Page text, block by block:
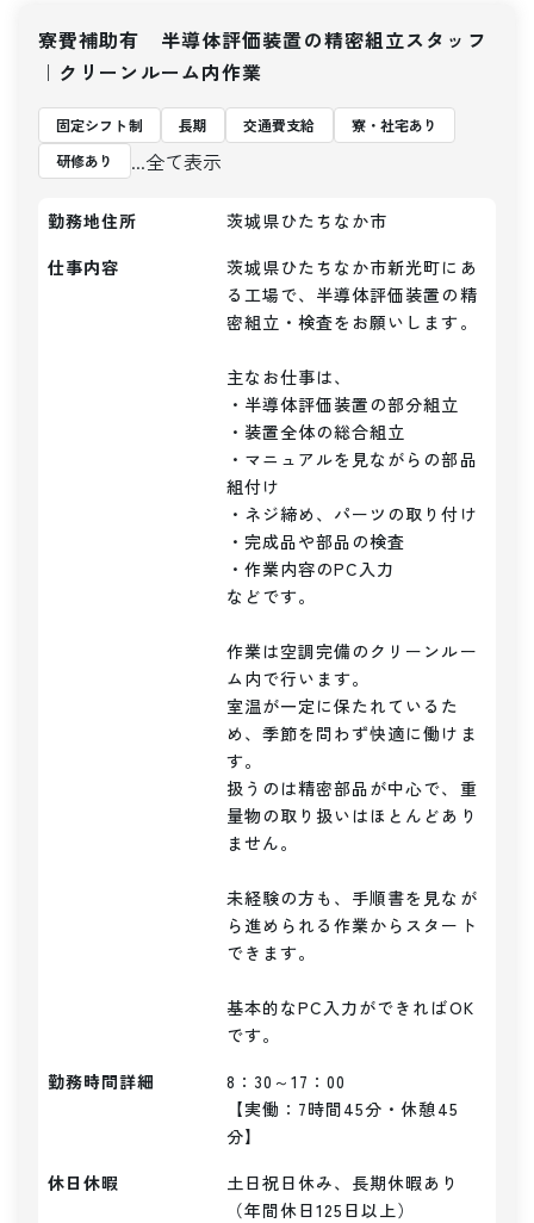
寮費補助有 半導体評価装置の精密組立スタッフ
｜クリーンルーム内作業
固定シフト制 長期 交通費支給
寮・社宅あり
研修あり
...全て表示
勤務地住所
茨城県ひたちなか市
仕事内容
茨城県ひたちなか市新光町にあ
る工場で、半導体評価装置の精
密組立・検査をお願いします。
主なお仕事は、
・半導体評価装置の部分組立
・装置全体の総合組立
・マニュアルを見ながらの部品
組付け
・ネジ締め、パーツの取り付け
・完成品や部品の検査
・作業内容のPC入力
などです。
作業は空調完備のクリーンルー
ム内で行います。
室温が一定に保たれているた
め、季節を問わず快適に働けま
す。
扱うのは精密部品が中心で、重
量物の取り扱いはほとんどあり
ません。
未経験の方も、手順書を見なが
ら進められる作業からスタート
できます。
基本的なPC入力ができればOK
勤務時間詳細
8：30～17：00
【実働：7時間45分・休憩45
分】
休日休暇
土日祝日休み、長期休暇あり
（年間休日125日以上）